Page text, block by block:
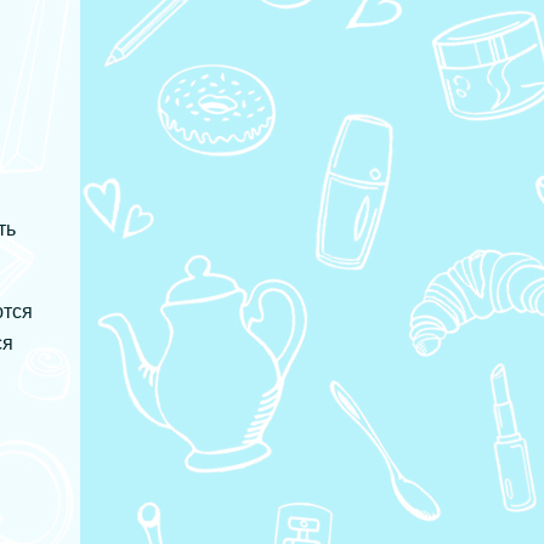
сложных форм: собачки, кошечки,
панды Как сделать сразу много
онириги: формы на несколько штук
После рецепта онигири в форме
сердца в Инстаграм @rorinashome
мне поступило немало вопросов о
том, где взять такие интересные
формочки и как ими пользоваться.
Чтобы снять все вопросы, я решила
написать отдельный пост о том,
какие формы есть у меня, какими
удобнее и проще всего пользоваться и
где их купить.